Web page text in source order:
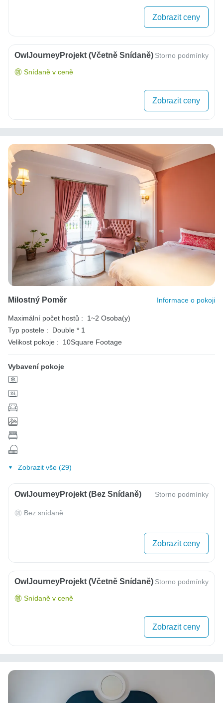
Zobrazit ceny
OwlJourneyProjekt (včetně Snídaně) Storno podmínky
Snídaně v ceně
Zobrazit ceny
Milostný Poměr Informace o pokoji
Maximální počet hostů :
1~2 Osoba(y)
Typ postele :
Double * 1
Velikost pokoje :
10Square Footage
Vybavení pokoje
Zobrazit vše (29)
OwlJourneyProjekt (bez Snídaně) Storno podmínky
Bez snídaně
Zobrazit ceny
OwlJourneyProjekt (včetně Snídaně) Storno podmínky
Snídaně v ceně
Zobrazit ceny